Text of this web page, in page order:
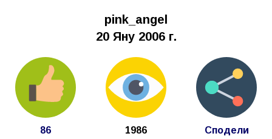
pink_angel
20 Яну 2006 г.
86 1986 Сподели